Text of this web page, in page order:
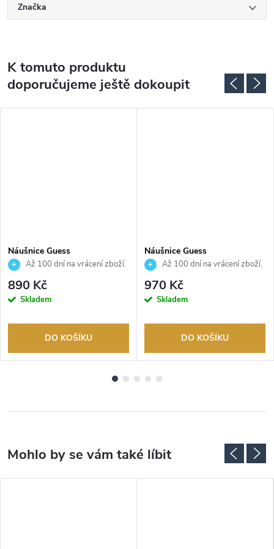
Značka
K tomuto produktu
doporučujeme ještě dokoupit
Náušnice Guess
JUBE02158JWYGT
Až 100 dní na vrácení zboží.
Autorizovaný prodejce.
890 Kč
Skladem
DO KOŠÍKU
Náušnice Guess
JUBE04154JWRHT
Až 100 dní na vrácení zboží.
Autorizovaný prodejce.
970 Kč
Skladem
DO KOŠÍKU